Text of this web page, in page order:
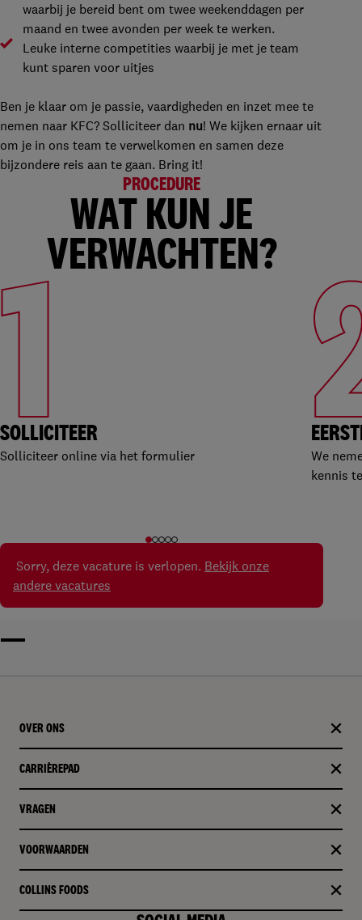
waarbij je bereid bent om twee weekenddagen per
maand en twee avonden per week te werken.
Leuke interne competities waarbij je met je team
kunt sparen voor uitjes
Ben je klaar om je passie, vaardigheden en inzet mee te
nemen naar KFC? Solliciteer dan nu! We kijken ernaar uit
om je in ons team te verwelkomen en samen deze
bijzondere reis aan te gaan. Bring it!
PROCEDURE
WAT KUN JE
VERWACHTEN?
1
SOLLICITEER
Solliciteer online via het formulier
We
kennis
Sorry, deze vacature is verlopen. Bekijk onze
andere vacatures
OVER ONS
CARRIÈREPAD
VRAGEN
VOORWAARDEN
COLLINS FOODS